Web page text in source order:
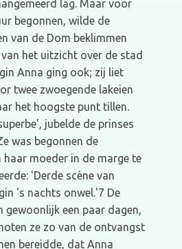
lag. Maar voor
begonnen, wilde de
van de Dom beklimmen
het uitzicht over de stad
Anna ging ook; zij liet
twee zwoegende lakeien
het hoogste punt tillen.
jubelde de prinses
was begonnen de
moeder in de marge te
'Derde scène van
's nachts onwel.'7 De
gewoonlijk een paar dagen,
ze zo van de ontvangst
bereidde, dat Anna